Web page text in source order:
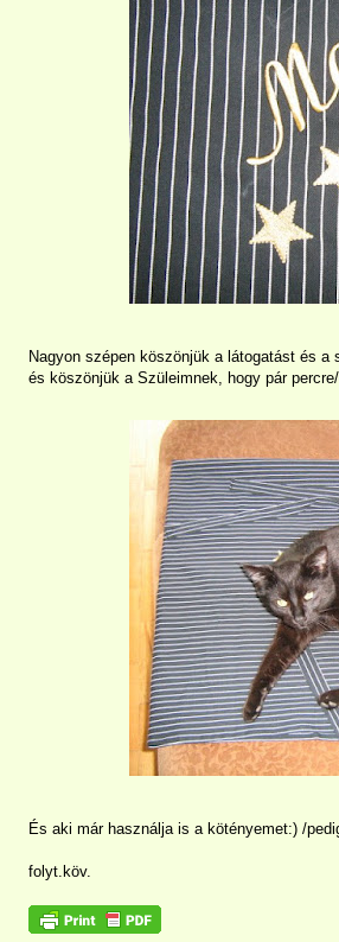
Nagyon szépen köszönjük a látogatást és
és köszönjük a Szüleimnek, hogy pár
És aki már használja is a kötényemet:) /
folyt.köv.